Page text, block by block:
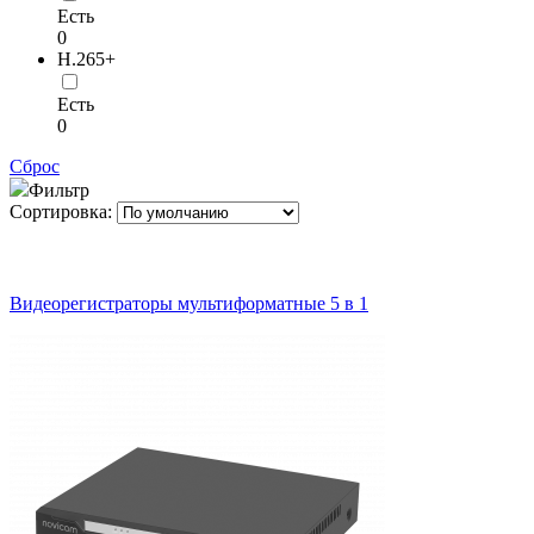
Есть
0
H.265+
Есть
0
Сброс
Фильтр
Сортировка:
Видеорегистраторы мультиформатные 5 в 1